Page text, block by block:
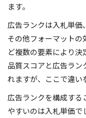
ます。
広告ランクは入札単価
その他フォーマット
ど複数の要素により決
品質スコアと広告ラン
れますが、ここで違い
広告ランクを構成する
やすいのは入札単価で